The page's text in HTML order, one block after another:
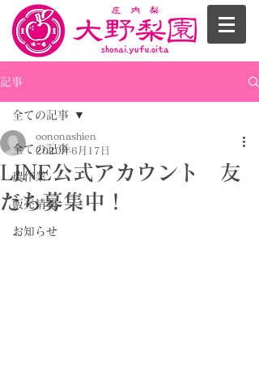
記事
全ての記事
農作業
販売情報
お知らせ
全ての記事
LINE公式アカウント 友
だち募集中！
oononashien
2020年6月17日